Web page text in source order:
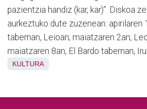
pazientzia handiz (kar, kar)”. Diskoa
aurkeztuko dute zuzenean: apirilaren
tabernan, Leioan; maiatzaren 2an,
maiatzaren 8an, El Bardo tabernan,
KULTURA